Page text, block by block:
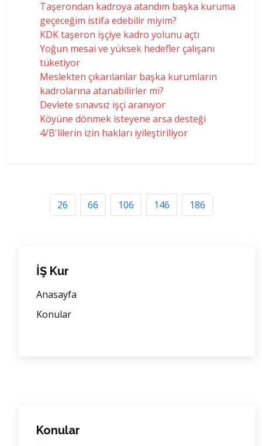
Taşerondan kadroya atandım başka kuruma
geçeceğim istifa edebilir miyim?
KDK taşeron işçiye kadro yolunu açtı
Yoğun mesai ve yüksek hedefler çalışanı
tüketiyor
Meslekten çıkarılanlar başka kurumların
kadrolarına atanabilirler mi?
Devlete sınavsız işçi aranıyor
Köyüne dönmek isteyene arsa desteği
4/B'lilerin izin hakları iyileştiriliyor
26 66 106 146 186
İŞ Kur
Anasayfa
Konular
Konular